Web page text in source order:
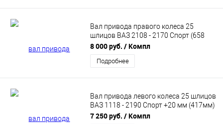
Вал привода правого колеса 25
шлицов ВАЗ 2108 - 2170 Спорт (658
мм) DS.25.R.10.658 NewDiffer
8 000 руб. / Компл
Подробнее
Вал привода левого колеса 25 шлицов
ВАЗ 1118 - 2190 Спорт +20 мм (417мм)
DS.25.L.18.417 NewDiffer
7 250 руб. / Компл